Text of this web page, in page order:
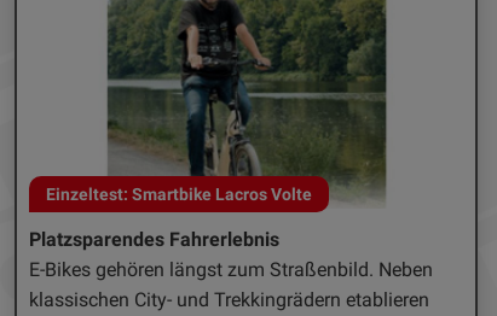
Einzeltest: Smartbike Lacros Volte
Platzsparendes Fahrerlebnis
E-Bikes gehören längst zum Straßenbild. Neben
klassischen City- und Trekkingrädern etablieren